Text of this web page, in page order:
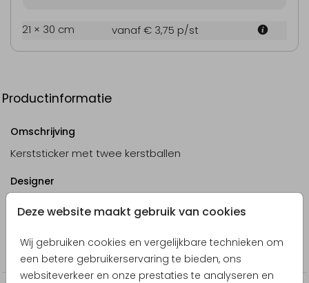
Deze website maakt gebruik van cookies
Wij gebruiken cookies en vergelijkbare technieken om
een betere gebruikerservaring te bieden, ons
websiteverkeer en onze prestaties te analyseren en
21 × 30 cm vanaf € 3,75 p/st
Productinformatie
Omschrijving
Kerststicker met twee kerstballen
Designer
Kerst stickers